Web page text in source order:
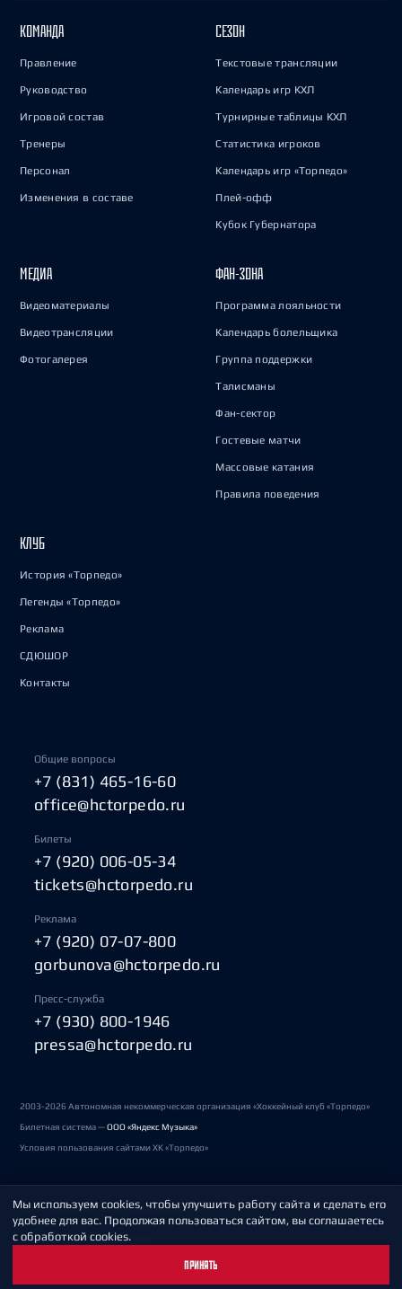
КОМАНДА
Правление
Руководство
Игровой состав
Тренеры
Персонал
Изменения в составе
СЕЗОН
Текстовые трансляции
Календарь игр КХЛ
Турнирные таблицы КХЛ
Статистика игроков
Календарь игр «Торпедо»
Плей-офф
Кубок Губернатора
МЕДИА
Видеоматериалы
Видеотрансляции
Фотогалерея
ФАН-ЗОНА
Программа лояльности
Календарь болельщика
Группа поддержки
Талисманы
Фан-сектор
Гостевые матчи
Массовые катания
Правила поведения
КЛУБ
История «Торпедо»
Легенды «Торпедо»
Реклама
СДЮШОР
Контакты
Общие вопросы
+7 (831) 465-16-60
office@hctorpedo.ru
Билеты
+7 (920) 006-05-34
tickets@hctorpedo.ru
Реклама
+7 (920) 07-07-800
gorbunova@hctorpedo.ru
Пресс-служба
+7 (930) 800-1946
pressa@hctorpedo.ru
2003-2026 Автономная некоммерческая организация «Хоккейный клуб «Торпедо»
Билетная система —ООО «Яндекс Музыка»
Условия пользования сайтами ХК «Торпедо»
Политика обработки персональных данных
Пользовательское соглашение
Мы используем cookies, чтобы улучшить работу сайта и сделать его
удобнее для вас. Продолжая пользоваться сайтом, вы соглашаетесь
с обработкой cookies.
ПРИНЯТЬ